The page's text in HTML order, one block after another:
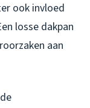
ook invloed
losse dakpan
aan